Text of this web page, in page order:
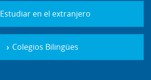
Estudiar en el extranjero
Colegios Bilingües